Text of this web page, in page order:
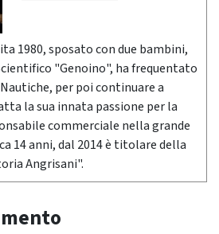
1980, sposato con due bambini,
"Genoino", ha frequentato
per poi continuare a
la sua innata passione per la
commerciale nella grande
14 anni, dal 2014 è titolare della
Angrisani".